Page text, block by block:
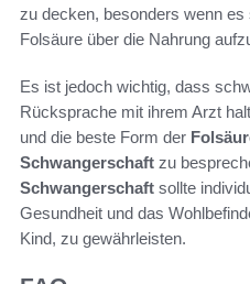
zu decken, besonders wenn
Folsäure über die Nahrung
Es ist jedoch wichtig, dass
Rücksprache mit ihrem Arzt
und die beste Form der
Schwangerschaft zu
Schwangerschaft sollte
Gesundheit und das
Kind, zu gewährleisten.